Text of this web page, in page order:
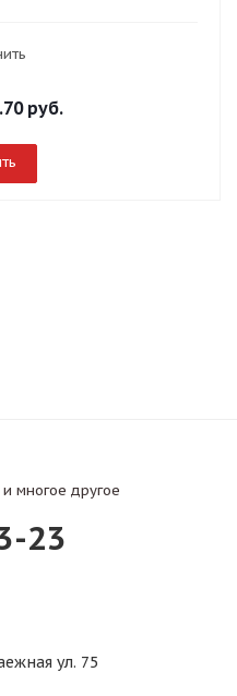
руб.
многое другое
23
ул. 75